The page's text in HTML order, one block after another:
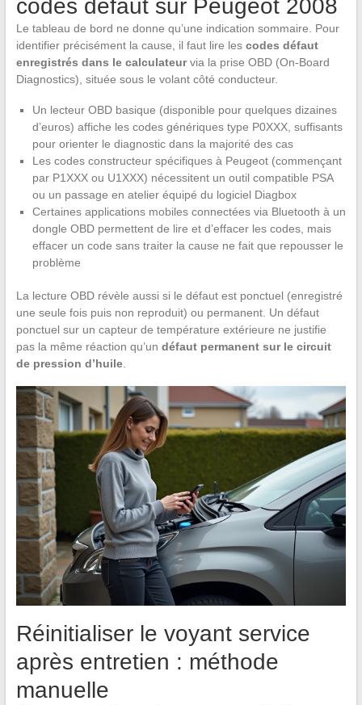
codes défaut sur Peugeot 2008
Le tableau de bord ne donne qu’une indication sommaire. Pour
identifier précisément la cause, il faut lire les codes défaut
enregistrés dans le calculateurvia la prise OBD (On-Board
Diagnostics), située sous le volant côté conducteur.
Un lecteur OBD basique (disponible pour quelques dizaines
d’euros) affiche les codes génériques type P0XXX, suffisants
pour orienter le diagnostic dans la majorité des cas
Les codes constructeur spécifiques à Peugeot (commençant
par P1XXX ou U1XXX) nécessitent un outil compatible PSA
ou un passage en atelier équipé du logiciel Diagbox
Certaines applications mobiles connectées via Bluetooth à un
dongle OBD permettent de lire et d’effacer les codes, mais
effacer un code sans traiter la cause ne fait que repousser le
problème
La lecture OBD révèle aussi si le défaut est ponctuel (enregistré
une seule fois puis non reproduit) ou permanent. Un défaut
ponctuel sur un capteur de température extérieure ne justifie
pas la même réaction qu’un défaut permanent sur le circuit
de pression d’huile.
Réinitialiser le voyant service
après entretien : méthode
manuelle